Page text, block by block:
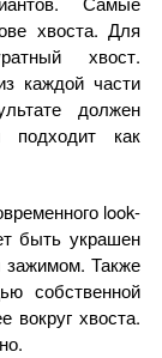
хвоста. Для
хвост.
каждой части
должен
подходит как
look-
быть украшен
зажимом. Также
собственной
вокруг хвоста.